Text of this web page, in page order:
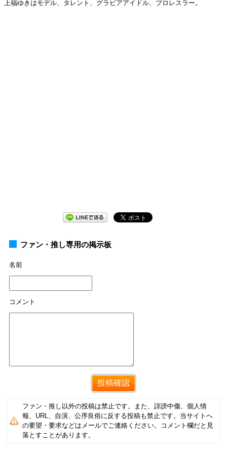
上福ゆきはモデル、タレント、グラビアアイドル、プロレスラー。
ファン・推し専用の掲示板
名前
コメント
ファン・推し以外の投稿は禁止です。また、誹謗中傷、個人情
報、URL、自演、公序良俗に反する投稿も禁止です。当サイトへ
の要望・要求などはメールでご連絡ください。コメント欄だと見
落とすことがあります。